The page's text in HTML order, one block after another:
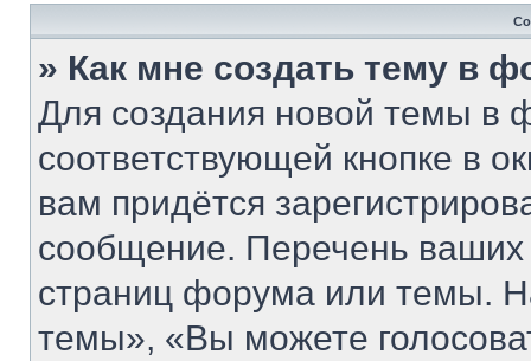
» Как мне создать тему в
Для создания новой темы в
соответствующей кнопке в
вам придётся
сообщение. Перечень ваших
страниц форума или темы.
темы», «Вы можете